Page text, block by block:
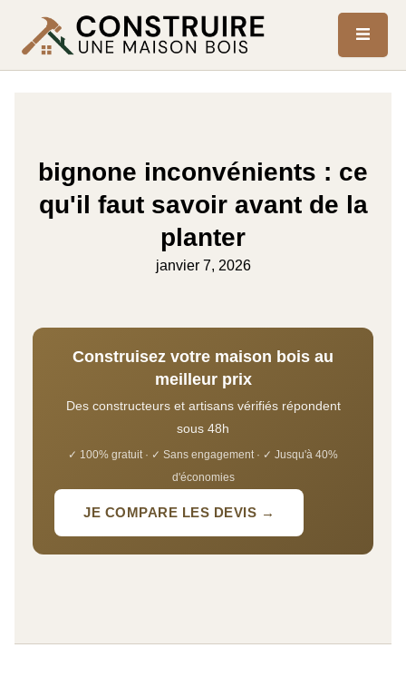
bignone inconvénients : ce
qu'il faut savoir avant de la
planter
janvier 7, 2026
Construisez votre maison bois au
meilleur prix
Des constructeurs et artisans vérifiés répondent
sous 48h
✓ 100% gratuit · ✓ Sans engagement · ✓ Jusqu'à 40%
d'économies
JE COMPARE LES DEVIS →